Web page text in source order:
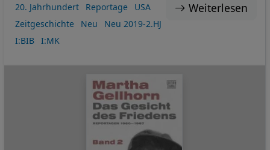
Weiterlesen
20. Jahrhundert Reportage
USA
Zeitgeschichte
Neu
Neu 2019-2.HJ
I:BIB
I:MK